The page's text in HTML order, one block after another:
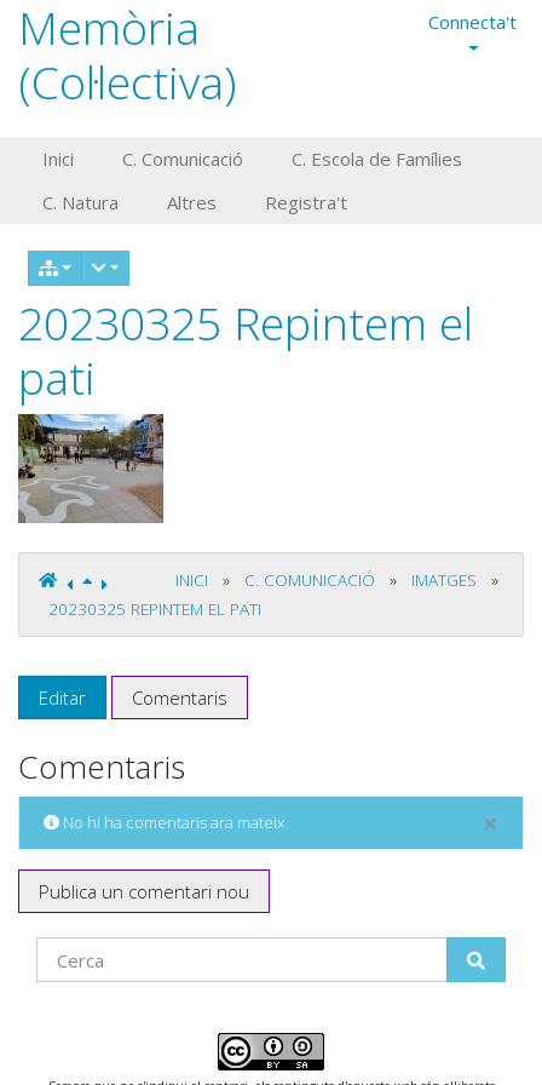
Memòria
(Col·lectiva)
Connecta't
Inici C. Comunicació
C. Escola de Famílies
C. Natura
Altres Registra't
20230325 Repintem el
pati
INICI » C. COMUNICACIÓ » IMATGES
»
20230325 REPINTEM EL PATI
Editar Comentaris
Comentaris
×
No hi ha comentaris ara mateix.
Publica un comentari nou
Find